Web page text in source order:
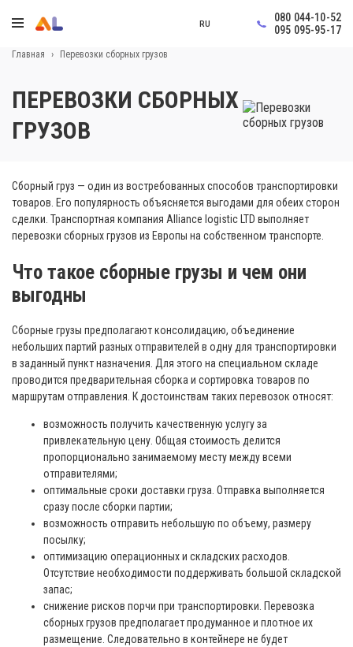
RU
080 044-10-52
095 095-95-17
Главная › Перевозки сборных грузов
ПЕРЕВОЗКИ СБОРНЫХ
ГРУЗОВ
Сборный груз — один из востребованных способов транспортировки
товаров. Его популярность объясняется выгодами для обеих сторон
сделки. Транспортная компания Alliance logistic LTD выполняет
перевозки сборных грузов из Европы на собственном транспорте.
Что такое сборные грузы и чем они
выгодны
Сборные грузы предполагают консолидацию, объединение
небольших партий разных отправителей в одну для транспортировки
в заданный пункт назначения. Для этого на специальном складе
проводится предварительная сборка и сортировка товаров по
маршрутам отправления. К достоинствам таких перевозок относят:
возможность получить качественную услугу за
привлекательную цену. Общая стоимость делится
пропорционально занимаемому месту между всеми
отправителями;
оптимальные сроки доставки груза. Отправка выполняется
сразу после сборки партии;
возможность отправить небольшую по объему, размеру
посылку;
оптимизацию операционных и складских расходов.
Отсутствие необходимости поддерживать большой складской
запас;
снижение рисков порчи при транспортировки. Перевозка
сборных грузов предполагает продуманное и плотное их
размещение. Следовательно в контейнере не будет